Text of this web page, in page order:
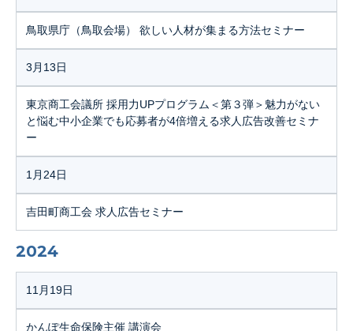
鳥取県庁（鳥取会場） 欲しい人材が集まる方法セミナー
3月13日
東京商工会議所 採用力UPプログラム＜第３弾＞魅力がない
と悩む中小企業でも応募者が4倍増える求人広告改善セミナ
ー
1月24日
吉田町商工会 求人広告セミナー
2024
11月19日
かんぽ生命保険主催 講演会